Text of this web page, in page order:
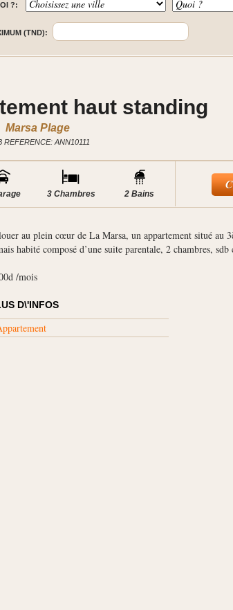
?:
(TND):
haut standing
Marsa Plage
REFERENCE: ANN10111
3 Chambres 2 Bains
au plein cœur de La Marsa, un appartement situé au 3
habité composé d’une suite parentale, 2 chambres,
/mois
D\'INFOS